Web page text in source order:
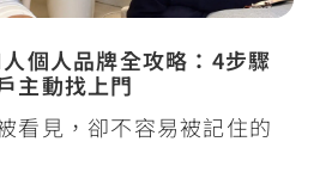
個人品牌全攻略：4步驟
主動找上門
看見，卻不容易被記住的